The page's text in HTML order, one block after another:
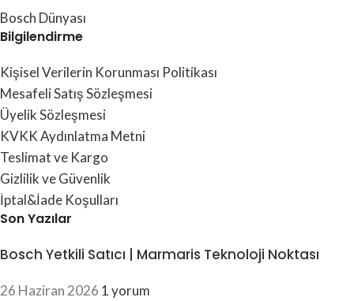
Bosch Dünyası
Bilgilendirme
Kişisel Verilerin Korunması Politikası
Mesafeli Satış Sözleşmesi
Üyelik Sözleşmesi
KVKK Aydınlatma Metni
Teslimat ve Kargo
Gizlilik ve Güvenlik
İptal&İade Koşulları
Son Yazılar
Bosch Yetkili Satıcı | Marmaris Teknoloji Noktası
26 Haziran 2026 1 yorum